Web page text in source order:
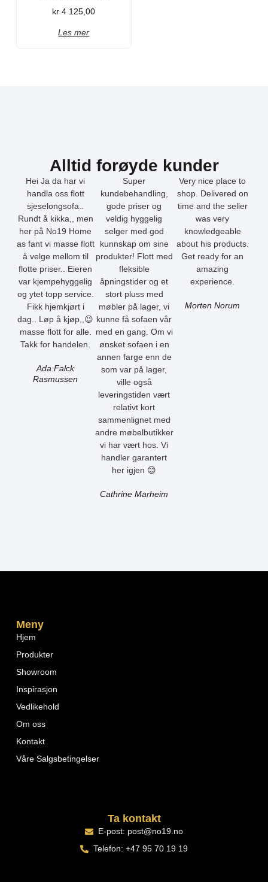
kr 4 125,00
Les mer
Alltid forøyde kunder
Hei Ja da har vi
handla oss flott
sjeselongsofa..
Rundt å kikka,, men
her på No19 Home
as fant vi masse flott
å velge mellom til
flotte priser.. Eieren
var kjempehyggelig
og ytet topp service.
Fikk hjemkjørt i
dag.. Løp å kjøp,,😉
masse flott for alle.
Takk for handelen.
Ada Falck
Rasmussen
Super
kundebehandling,
gode priser og
veldig hyggelig
selger med god
kunnskap om sine
produkter! Flott med
fleksible
åpningstider og et
stort pluss med
møbler på lager, vi
kunne få sofaen vår
med en gang. Om vi
ønsket sofaen i en
annen farge enn de
som var på lager,
ville også
leveringstiden vært
relativt kort
sammenlignet med
andre møbelbutikker
vi har vært hos. Vi
handler garantert
her igjen 😊
Cathrine Marheim
Very nice place to
shop. Delivered on
time and the seller
was very
knowledgeable
about his products.
Get ready for an
amazing
experience.
Morten Norum
Meny
Hjem
Produkter
Showroom
Inspirasjon
Vedlikehold
Om oss
Kontakt
Våre Salgsbetingelser
Ta kontakt
E-post: post@no19.no
Telefon: +47 95 70 19 19